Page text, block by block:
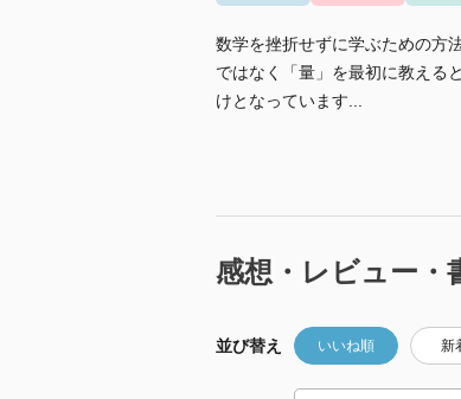
数学を挫折せずに学ぶための方
ではなく「量」を最初に教える
けとなっています...
感想・レビュー・
並び替え いいね順 新